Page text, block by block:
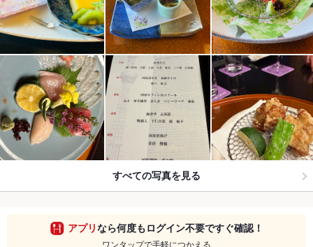
すべての写真を見る
アプリなら何度もログイン不要ですぐ確認！
ワンタップで手軽につかえる